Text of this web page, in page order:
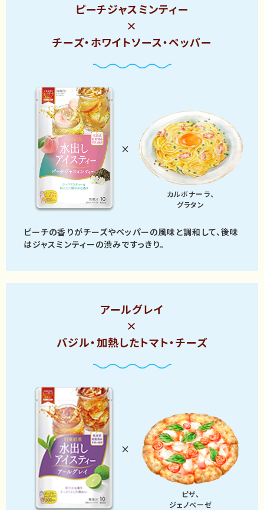
ピーチジャスミンティー
×
チーズ・ホワイトソース・ペッパー
×
カルボナーラ、
グラタン
ピーチの香りがチーズやペッパーの風味と調和して、 後味
はジャスミンティーの渋みですっきり。
アールグレイ
×
バジル・加熱したトマト・チーズ
×
ピザ、
ジェノベーゼ